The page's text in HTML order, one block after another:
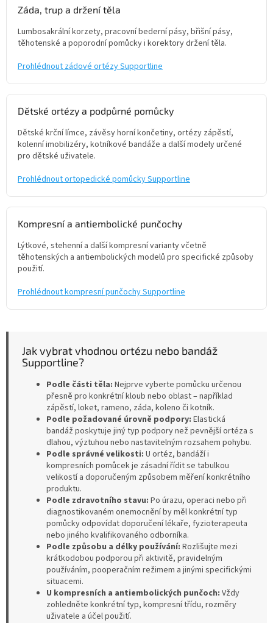
Záda, trup a držení těla
Lumbosakrální korzety, pracovní bederní pásy, břišní pásy,
těhotenské a poporodní pomůcky i korektory držení těla.
Prohlédnout zádové ortézy Supportline
Dětské ortézy a podpůrné pomůcky
Dětské krční límce, závěsy horní končetiny, ortézy zápěstí,
kolenní imobilizéry, kotníkové bandáže a další modely určené
pro dětské uživatele.
Prohlédnout ortopedické pomůcky Supportline
Kompresní a antiembolické punčochy
Lýtkové, stehenní a další kompresní varianty včetně
těhotenských a antiembolických modelů pro specifické způsoby
použití.
Prohlédnout kompresní punčochy Supportline
Jak vybrat vhodnou ortézu nebo bandáž
Supportline?
Podle části těla: Nejprve vyberte pomůcku určenou
přesně pro konkrétní kloub nebo oblast – například
zápěstí, loket, rameno, záda, koleno či kotník.
Podle požadované úrovně podpory: Elastická
bandáž poskytuje jiný typ podpory než pevnější ortéza s
dlahou, výztuhou nebo nastavitelným rozsahem pohybu.
Podle správné velikosti: U ortéz, bandáží i
kompresních pomůcek je zásadní řídit se tabulkou
velikostí a doporučeným způsobem měření konkrétního
produktu.
Podle zdravotního stavu: Po úrazu, operaci nebo při
diagnostikovaném onemocnění by měl konkrétní typ
pomůcky odpovídat doporučení lékaře, fyzioterapeuta
nebo jiného kvalifikovaného odborníka.
Podle způsobu a délky používání: Rozlišujte mezi
krátkodobou podporou při aktivitě, pravidelným
používáním, pooperačním režimem a jinými specifickými
situacemi.
U kompresních a antiembolických punčoch: Vždy
zohledněte konkrétní typ, kompresní třídu, rozměry
uživatele a účel použití.